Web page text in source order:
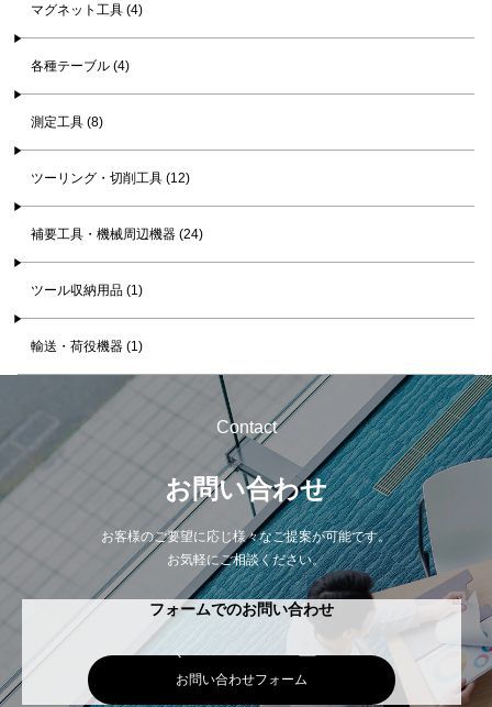
マグネット工具 (4)
各種テーブル (4)
測定工具 (8)
ツーリング・切削工具 (12)
補要工具・機械周辺機器 (24)
ツール収納用品 (1)
輸送・荷役機器 (1)
Contact
お問い合わせ
お客様のご要望に応じ様々なご提案が可能です。
お気軽にご相談ください。
フォームでのお問い合わせ
お問い合わせフォーム